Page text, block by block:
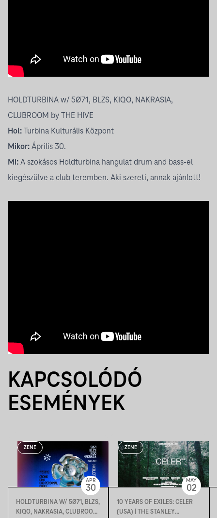
HOLDTURBINA w/ 5Ø71, BLZS, KIQO, NAKRASIA,
CLUBROOM by THE HIVE
Hol: Turbina Kulturális Központ
Mikor: Április 30.
Mi: A szokásos Holdturbina hangulat drum and bass-el
kiegészülve a club teremben. Aki szereti, annak ajánlott!
KAPCSOLÓDÓ
ESEMÉNYEK
ZENE
HOLDTURBINA W/ 5Ø71, BLZS,
KIQO, NAKRASIA, CLUBROOM
APR
30
ZENE
10 YEARS OF EXILES: CELER
(USA) | THE STANLEY
MAY
02